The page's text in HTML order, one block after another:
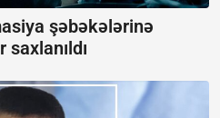
şəbəkələrinə